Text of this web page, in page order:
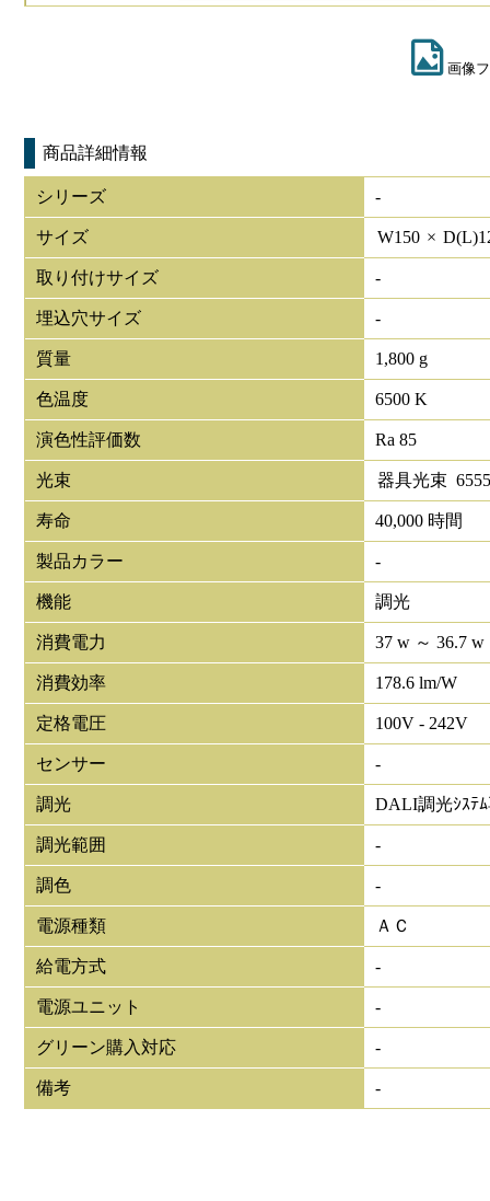
画像
商品詳細情報
シリーズ -
サイズ W150 × D(L)
取り付けサイズ -
埋込穴サイズ -
質量 1,800 g
色温度 6500 K
演色性評価数 Ra 85
光束 器具光束
寿命 40,000 時間
製品カラー -
機能 調光
消費電力 37 w ～ 36.7 w
消費効率 178.6 lm/W
定格電圧 100V - 242V
センサー -
調光 DALI調光ｼｽﾃ
調光範囲 -
調色 -
電源種類 ＡＣ
給電方式 -
電源ユニット -
グリーン購入対応 -
備考 -